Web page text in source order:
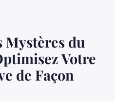
Mystères du
Votre
de Façon